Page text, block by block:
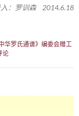
：罗训森 2014.6.18
华罗氏通谱》编委会赠工
论